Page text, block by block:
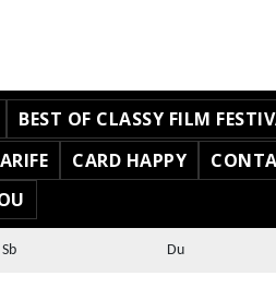
BEST OF CLASSY FILM
CARD HAPPY
Sb Du